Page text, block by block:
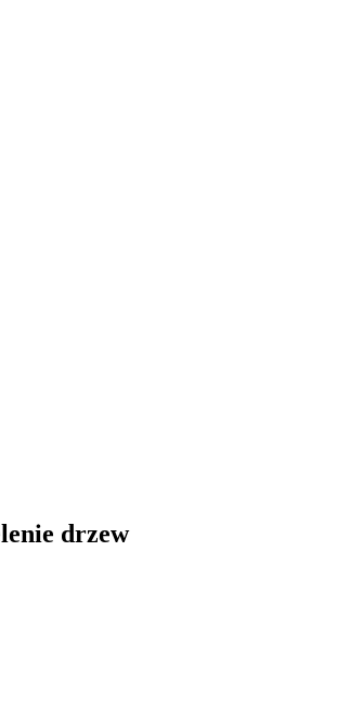
drzew